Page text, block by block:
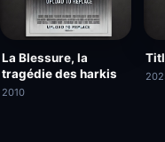
La Blessure, la
tragédie des harkis
2010